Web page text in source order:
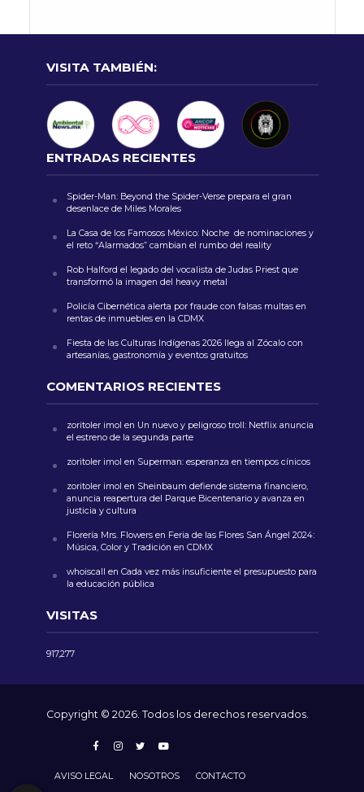
VISITA TAMBIÉN:
ENTRADAS RECIENTES
Spider-Man: Beyond the Spider-Verse prepara el gran
desenlace de Miles Morales
La Casa de los Famosos México: Noche de nominaciones y
el reto “Alarmados” cambian el rumbo del reality
Rob Halford el legado del vocalista de Judas Priest que
transformó la imagen del heavy metal
Policía Cibernética alerta por fraude con falsas multas en
rentas de inmuebles en la CDMX
Fiesta de las Culturas Indígenas 2026 llega al Zócalo con
artesanías, gastronomía y eventos gratuitos
COMENTARIOS RECIENTES
zoritoler imol en Un nuevo y peligroso troll: Netflix anuncia
el estreno de la segunda parte
zoritoler imol en Superman: esperanza en tiempos cínicos
zoritoler imol en Sheinbaum defiende sistema financiero,
anuncia reapertura del Parque Bicentenario y avanza en
justicia y cultura
Florería Mrs. Flowersen Feria de las Flores San Ángel 2024:
Música, Color y Tradición en CDMX
whoiscall en Cada vez más insuficiente el presupuesto para
la educación pública
VISITAS
917,277
Copyright © 2026. Todos los derechos reservados.
AVISO LEGAL NOSOTROS CONTACTO